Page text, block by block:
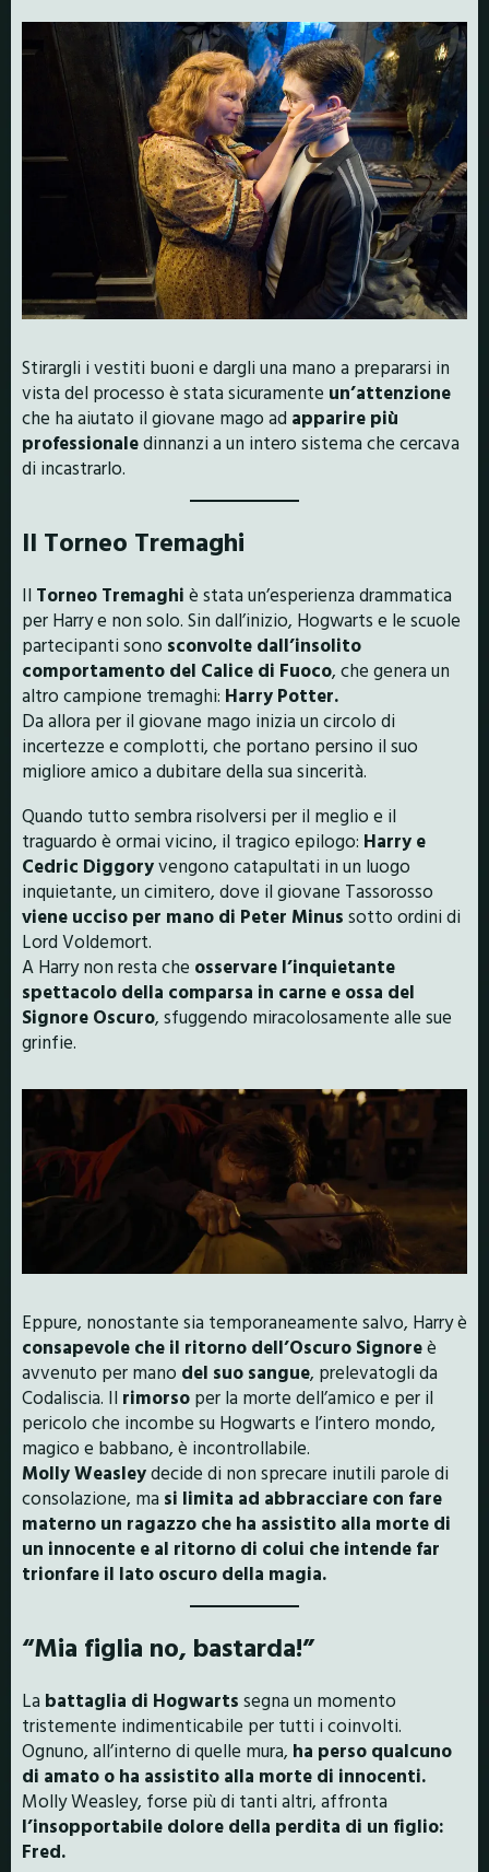
Stirargli i vestiti buoni e dargli una mano a prepararsi in
vista del processo è stata sicuramente un’attenzione
che ha aiutato il giovane mago ad apparire più
professionaledinnanzi a un intero sistema che cercava
di incastrarlo.
Il Torneo Tremaghi
Il Torneo Tremaghi è stata un’esperienza drammatica
per Harry e non solo. Sin dall’inizio, Hogwarts e le scuole
partecipanti sono sconvolte dall’insolito
comportamento del Calice di Fuoco, che genera un
altro campione tremaghi: Harry Potter.
Da allora per il giovane mago inizia un circolo di
incertezze e complotti, che portano persino il suo
migliore amico a dubitare della sua sincerità.
Quando tutto sembra risolversi per il meglio e il
traguardo è ormai vicino, il tragico epilogo: Harry e
Cedric Diggoryvengono catapultati in un luogo
inquietante, un cimitero, dove il giovane Tassorosso
viene ucciso per mano di Peter Minus sotto ordini di
Lord Voldemort.
A Harry non resta che osservare l’inquietante
spettacolo della comparsa in carne e ossa del
Signore Oscuro, sfuggendo miracolosamente alle sue
grinfie.
Eppure, nonostante sia temporaneamente salvo, Harry è
consapevole che il ritorno dell’Oscuro Signoreè
avvenuto per mano del suo sangue, prelevatogli da
Codaliscia. Il rimorso per la morte dell’amico e per il
pericolo che incombe su Hogwarts e l’intero mondo,
magico e babbano, è incontrollabile.
Molly Weasleydecide di non sprecare inutili parole di
consolazione, ma si limita ad abbracciare con fare
materno un ragazzo che ha assistito alla morte di
un innocente e al ritorno di colui che intende far
trionfare il lato oscuro della magia.
“Mia figlia no, bastarda!”
La battaglia di Hogwarts segna un momento
tristemente indimenticabile per tutti i coinvolti.
Ognuno, all’interno di quelle mura, ha perso qualcuno
di amato o ha assistito alla morte di innocenti.
Molly Weasley, forse più di tanti altri, affronta
l’insopportabile dolore della perdita di un figlio:
Fred.